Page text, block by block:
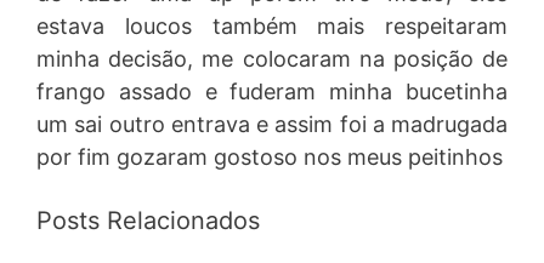
estava loucos também mais respeitaram
minha decisão, me colocaram na posição de
frango assado e fuderam minha bucetinha
um sai outro entrava e assim foi a madrugada
por fim gozaram gostoso nos meus peitinhos
Posts Relacionados